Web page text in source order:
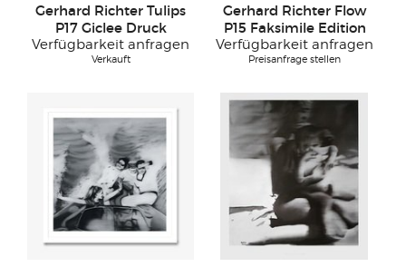
Gerhard Richter Tulips
P17 Giclee Druck
Verfügbarkeit anfragen
Verkauft
Gerhard Richter Flow
P15 Faksimile Edition
Verfügbarkeit anfragen
Preisanfrage stellen